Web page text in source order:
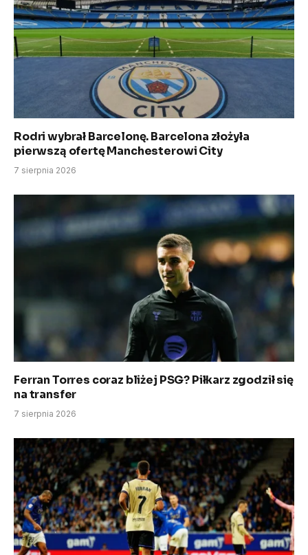
Rodri wybrał Barcelonę. Barcelona złożyła
pierwszą ofertę Manchesterowi City
7 sierpnia 2026
Ferran Torres coraz bliżej PSG? Piłkarz zgodził się
na transfer
7 sierpnia 2026